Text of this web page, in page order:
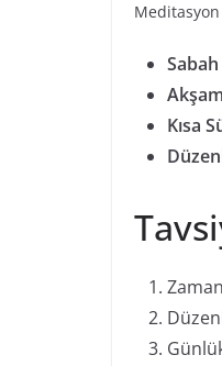
Kısa